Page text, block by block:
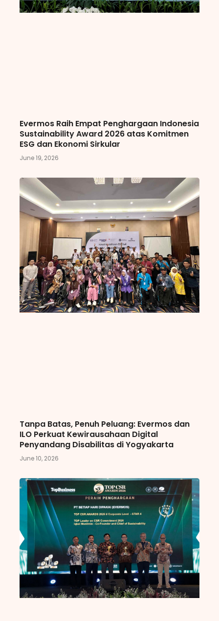
Evermos Raih Empat Penghargaan Indonesia
Sustainability Award 2026 atas Komitmen
ESG dan Ekonomi Sirkular
June 19, 2026
Tanpa Batas, Penuh Peluang: Evermos dan
ILO Perkuat Kewirausahaan Digital
Penyandang Disabilitas di Yogyakarta
June 10, 2026